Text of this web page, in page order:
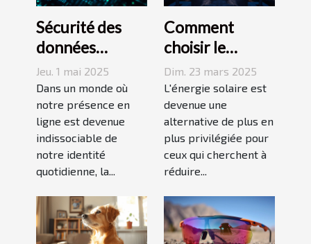
Sécurité des
données
personnelles en
ligne Méthodes
efficaces pour
protéger votre
vie privée sur
Internet
Jeu. 1 mai 2025
Dans un monde où
notre présence en
ligne est devenue
indissociable de
notre identité
quotidienne, la...
Comment
choisir le
meilleur
système de
panneaux
solaires pour
votre domicile
Dim. 23 mars 2025
L'énergie solaire est
devenue une
alternative de plus en
plus privilégiée pour
ceux qui cherchent à
réduire...